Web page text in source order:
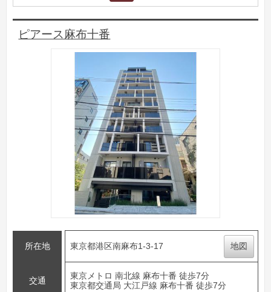
ピアース麻布十番
所在地 東京都港区南麻布1-3-17 地図
交通
東京メトロ 南北線 麻布十番 徒歩7分
東京都交通局 大江戸線 麻布十番 徒歩7分